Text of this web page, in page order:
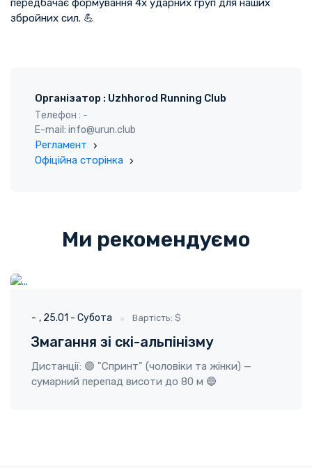
передбачає формування 4х ударних груп для наших
збройних сил. 💪
Організатор : Uzhhorod Running Club
Телефон : -
E-mail: info@urun.club
Регламент
Офіційна сторінка
Ми рекомендуємо
- 25.01 - Субота Вартість: $
Змагання зі скі-альпінізму
Дистанції: 🟢 "Спринт" (чоловіки та жінки) —
сумарний перепад висоти до 80 м 🔵